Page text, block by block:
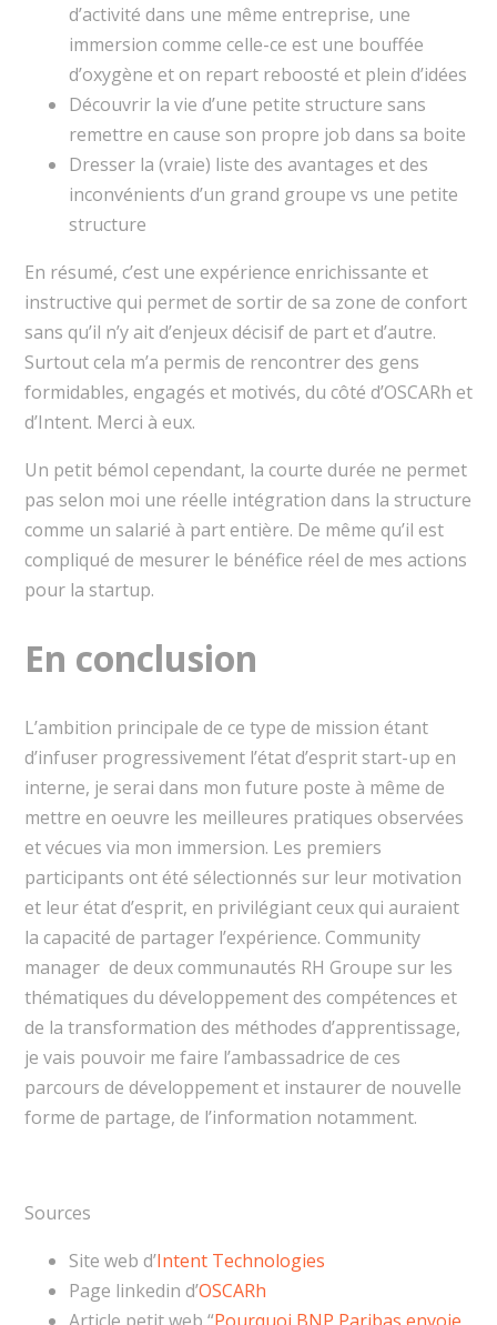
d’activité dans une même entreprise, une
immersion comme celle-ce est une bouffée
d’oxygène et on repart reboosté et plein d’idées
Découvrir la vie d’une petite structure sans
remettre en cause son propre job dans sa boite
Dresser la (vraie) liste des avantages et des
inconvénients d’un grand groupe vs une petite
structure
En résumé, c’est une expérience enrichissante et
instructive qui permet de sortir de sa zone de confort
sans qu’il n’y ait d’enjeux décisif de part et d’autre.
Surtout cela m’a permis de rencontrer des gens
formidables, engagés et motivés, du côté d’OSCARh et
d’Intent. Merci à eux.
Un petit bémol cependant, la courte durée ne permet
pas selon moi une réelle intégration dans la structure
comme un salarié à part entière. De même qu’il est
compliqué de mesurer le bénéfice réel de mes actions
pour la startup.
En conclusion
L’ambition principale de ce type de mission étant
d’infuser progressivement l’état d’esprit start-up en
interne, je serai dans mon future poste à même de
mettre en oeuvre les meilleures pratiques observées
et vécues via mon immersion. Les premiers
participants ont été sélectionnés sur leur motivation
et leur état d’esprit, en privilégiant ceux qui auraient
la capacité de partager l’expérience. Community
manager de deux communautés RH Groupe sur les
thématiques du développement des compétences et
de la transformation des méthodes d’apprentissage,
je vais pouvoir me faire l’ambassadrice de ces
parcours de développement et instaurer de nouvelle
forme de partage, de l’information notamment.
Sources
Site web d’Intent Technologies
Page linkedin d’OSCARh